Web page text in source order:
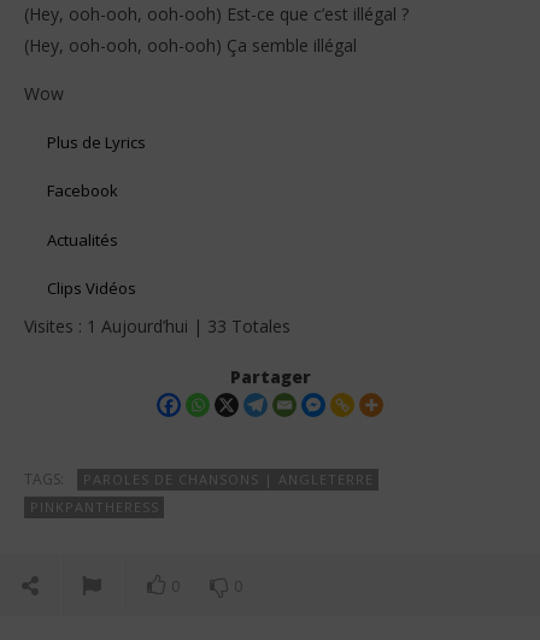
(Hey, ooh-ooh, ooh-ooh) Est-ce que c’est illégal ?
(Hey, ooh-ooh, ooh-ooh) Ça semble illégal
Wow
Plus de Lyrics
Facebook
Actualités
Clips Vidéos
Visites : 1 Aujourd’hui | 33 Totales
Partager
TAGS:
PAROLES DE CHANSONS | ANGLETERRE
PINKPANTHERESS
0 0